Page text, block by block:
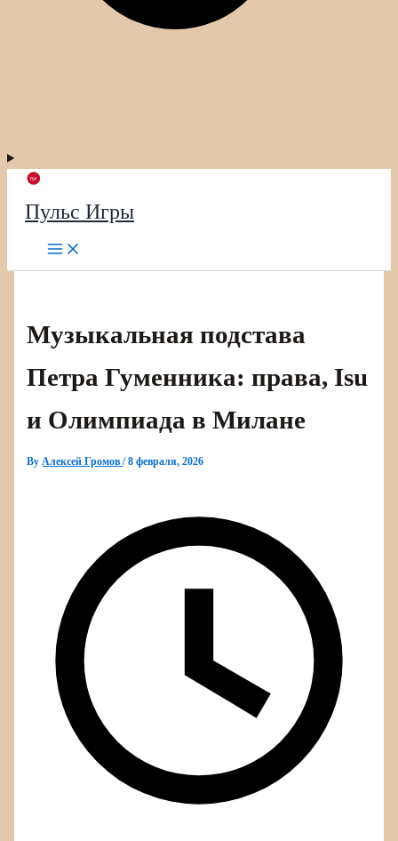
Пульс Игры
Музыкальная подстава
Петра Гуменника: права, Isu
и Олимпиада в Милане
By Алексей Громов/8 февраля, 2026